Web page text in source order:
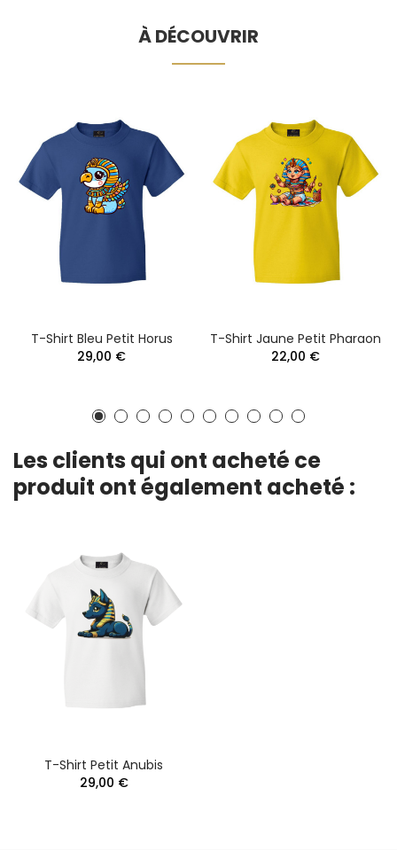
À DÉCOUVRIR
T-Shirt Bleu Petit Horus
29,00 €
T-Shirt Jaune Petit Pharaon
22,00 €
Les clients qui ont acheté ce
produit ont également acheté :
T-Shirt Petit Anubis
29,00 €